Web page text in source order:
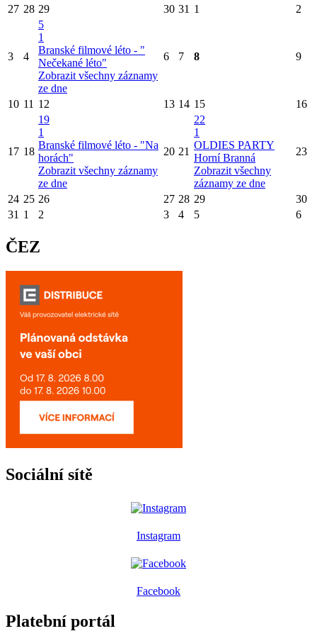
27 28 29 30 31 1 2
3 4
5
1
Branské filmové léto - "
Nečekané léto"
Zobrazit všechny záznamy
ze dne
6 7 8 9
10 11 12 13 14 15 16
17 18
19
1
Branské filmové léto - "Na
horách"
Zobrazit všechny záznamy
ze dne
20 21
22
1
OLDIES PARTY
Horní Branná
Zobrazit všechny
záznamy ze dne
23
24 25 26 27 28 29
30
31 1 2 3 4 5 6
ČEZ
Sociální sítě
Instagram
Facebook
Platební portál